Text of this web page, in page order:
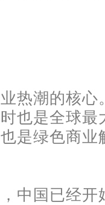
热潮的核心
也是全球最
是绿色商业
中国已经开